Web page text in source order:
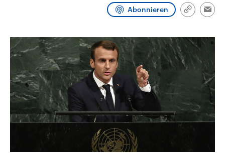
und Kandidaten der anstehenden Abonnieren
Link